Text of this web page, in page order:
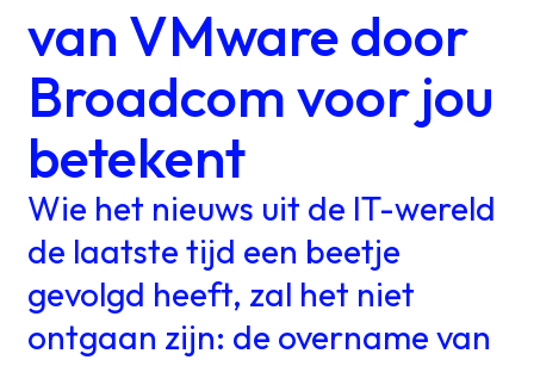
van VMware door
Broadcom voor jou
betekent
Wie het nieuws uit de IT-wereld
de laatste tijd een beetje
gevolgd heeft, zal het niet
ontgaan zijn: de overname van